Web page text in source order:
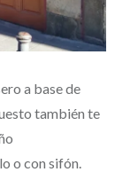
a base de
también te
o con sifón.